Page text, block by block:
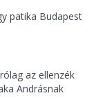
patika Budapest
az ellenzék
Andrásnak